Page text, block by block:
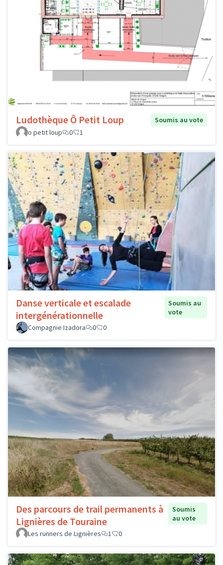
Ludothèque Ô Petit Loup
Soumis au vote
o petit loup
0 1
Danse verticale et escalade
intergénérationnelle
Soumis au
vote
Compagnie Izadora
0 0
Des parcours de trail permanents à
Lignières de Touraine
Soumis
au vote
Les runners de Lignières
1 0